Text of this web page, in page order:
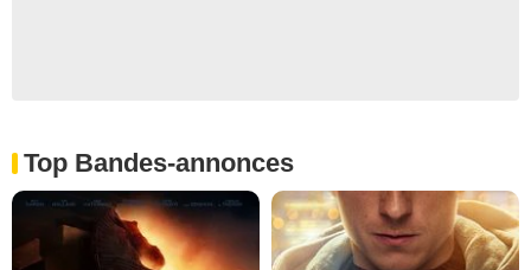
Top Bandes-annonces